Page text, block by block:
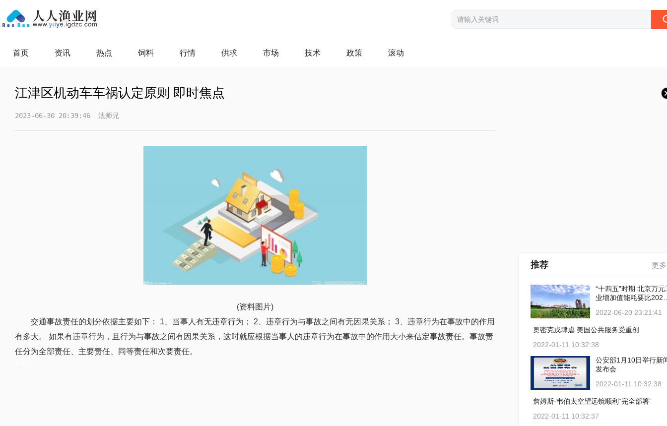
首页 资讯 热点 饲料 行情 供求 市场 技术 政策 滚动
江津区机动车车祸认定原则 即时焦点
2023-06-30 20:39:46 法师兄
(资料图片)
交通事故责任的划分依据主要如下： 1、当事人有无违章行为； 2、违章行为与事故之间有无因果关系； 3、违章行为在事故中的作用
有多大。 如果有违章行为，且行为与事故之间有因果关系，这时就应根据当事人的违章行为在事故中的作用大小来估定事故责任。事故责
任分为全部责任、主要责任、同等责任和次要责任。
推荐 更多
“十四五”时期 北京万元工
业增加值能耗要比2020
2022-06-20 23:21:41
奥密克戎肆虐 美国公共服务受重创
2022-01-11 10:32:38
公安部1月10日举行新
发布会
2022-01-11 10:32:38
詹姆斯·韦伯太空望远镜顺利“完全部署”
2022-01-11 10:32:37